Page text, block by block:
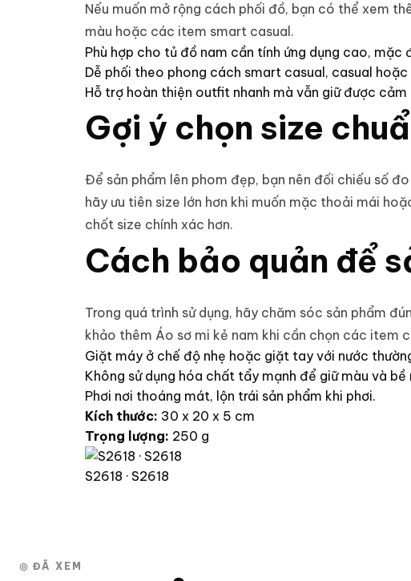
Nếu muốn mở rộng cách phối đồ, bạn có thể xem
màu hoặc các item smart casual.
Phù hợp cho tủ đồ nam cần tính ứng dụng cao, mặc
Dễ phối theo phong cách smart casual, casual
Hỗ trợ hoàn thiện outfit nhanh mà vẫn giữ được cảm
Gợi ý chọn size
Để sản phẩm lên phom đẹp, bạn nên đối chiếu số
hãy ưu tiên size lớn hơn khi muốn mặc thoải mái
chốt size chính xác hơn.
Cách bảo quản để
Trong quá trình sử dụng, hãy chăm sóc sản phẩm
khảo thêm Áo sơ mi kẻ nam khi cần chọn các item
Giặt máy ở chế độ nhẹ hoặc giặt tay với nước
Không sử dụng hóa chất tẩy mạnh để giữ màu và bề
Phơi nơi thoáng mát, lộn trái sản phẩm khi phơi.
Kích thước: 30 x 20 x 5 cm
Trọng lượng: 250 g
S2618 · S2618
◎ ĐÃ XEM